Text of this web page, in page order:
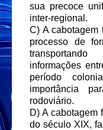
sua precoce
inter-regional.
C) A cabotagem
processo de
informações
período
importância
rodoviário.
D) A cabotagem
do século XIX,